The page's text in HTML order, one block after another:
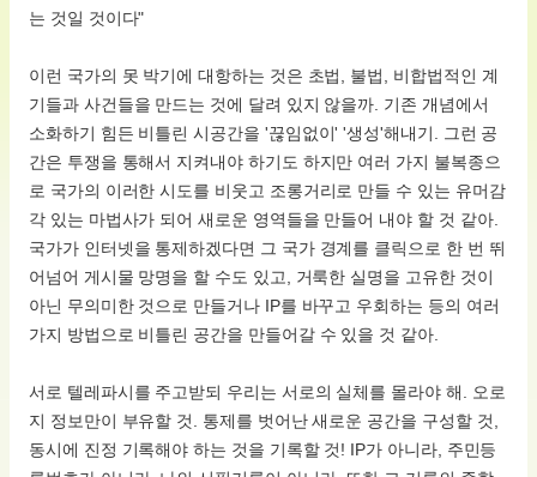
는 것일 것이다"
이런 국가의 못 박기에 대항하는 것은 초법, 불법, 비합법적인 계
기들과 사건들을 만드는 것에 달려 있지 않을까. 기존 개념에서
소화하기 힘든 비틀린 시공간을 '끊임없이' '생성'해내기. 그런 공
간은 투쟁을 통해서 지켜내야 하기도 하지만 여러 가지 불복종으
로 국가의 이러한 시도를 비웃고 조롱거리로 만들 수 있는 유머감
각 있는 마법사가 되어 새로운 영역들을 만들어 내야 할 것 같아.
국가가 인터넷을 통제하겠다면 그 국가 경계를 클릭으로 한 번 뛰
어넘어 게시물 망명을 할 수도 있고, 거룩한 실명을 고유한 것이
아닌 무의미한 것으로 만들거나 IP를 바꾸고 우회하는 등의 여러
가지 방법으로 비틀린 공간을 만들어갈 수 있을 것 같아.
서로 텔레파시를 주고받되 우리는 서로의 실체를 몰라야 해. 오로
지 정보만이 부유할 것. 통제를 벗어난 새로운 공간을 구성할 것,
동시에 진정 기록해야 하는 것을 기록할 것! IP가 아니라, 주민등